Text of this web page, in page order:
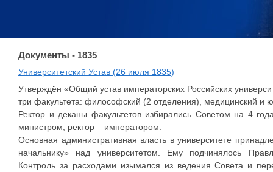
Документы - 1835
Университетский Устав (26 июля 1835)
Утверждён «Общий устав императорских Российских
три факультета: философский (2 отделения), медицинский
Ректор и деканы факультетов избирались Советом на 4
министром, ректор – императором.
Основная административная власть в университете
начальнику» над университетом. Ему подчинялось
Контроль за расходами изымался из ведения Совета и